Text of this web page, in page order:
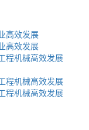
高效发展
高效发展
程机械高效发展
程机械高效发展
程机械高效发展